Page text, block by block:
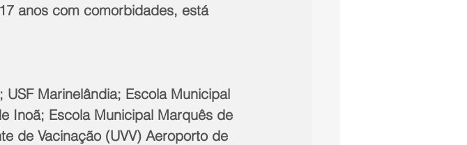
17 anos com comorbidades, está
Marinelândia; Escola Municipal
Inoã; Escola Municipal Marquês de
de Vacinação (UVV) Aeroporto de